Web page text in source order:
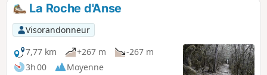
La Roche d'Anse
Visorandonneur
7,77 km
+267 m
-267 m
3h 00
Moyenne